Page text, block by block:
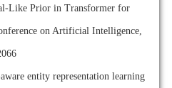
Like Prior in Transformer for
on Artificial Intelligence,
entity representation learning